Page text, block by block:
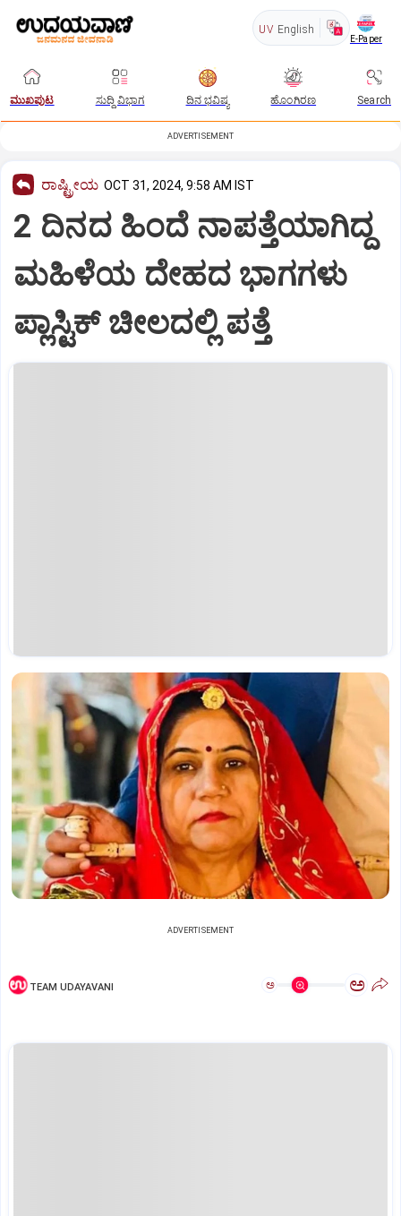
UV English
E-Paper
ಮುಖಪುಟ ಸುದ್ದಿ ವಿಭಾಗ ದಿನ ಭವಿಷ್ಯ ಹೊಂಗಿರಣ Search
ADVERTISEMENT
ರಾಷ್ಟ್ರೀಯ OCT 31, 2024, 9:58 AM IST
2 ದಿನದ ಹಿಂದೆ ನಾಪತ್ತೆಯಾಗಿದ್ದ
ಮಹಿಳೆಯ ದೇಹದ ಭಾಗಗಳು
ಪ್ಲಾಸ್ಟಿಕ್ ಚೀಲದಲ್ಲಿ ಪತ್ತೆ
ADVERTISEMENT
TEAM UDAYAVANI ಅ ಅ